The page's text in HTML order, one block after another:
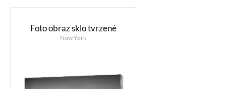
Foto obraz sklo tvrzené
Now York